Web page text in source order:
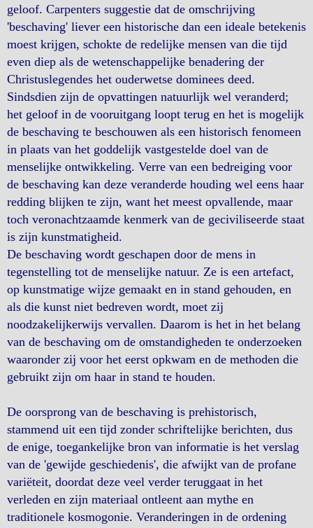
geloof. Carpenters suggestie dat de omschrijving
'beschaving' liever een historische dan een ideale betekenis
moest krijgen, schokte de redelijke mensen van die tijd
even diep als de wetenschappelijke benadering der
Christuslegendes het ouderwetse dominees deed.
Sindsdien zijn de opvattingen natuurlijk wel veranderd;
het geloof in de vooruitgang loopt terug en het is mogelijk
de beschaving te beschouwen als een historisch fenomeen
in plaats van het goddelijk vastgestelde doel van de
menselijke ontwikkeling. Verre van een bedreiging voor
de beschaving kan deze veranderde houding wel eens haar
redding blijken te zijn, want het meest opvallende, maar
toch veronachtzaamde kenmerk van de geciviliseerde staat
is zijn kunstmatigheid.
De beschaving wordt geschapen door de mens in
tegenstelling tot de menselijke natuur. Ze is een artefact,
op kunstmatige wijze gemaakt en in stand gehouden, en
als die kunst niet bedreven wordt, moet zij
noodzakelijkerwijs vervallen. Daarom is het in het belang
van de beschaving om de omstandigheden te onderzoeken
waaronder zij voor het eerst opkwam en de methoden die
gebruikt zijn om haar in stand te houden.
De oorsprong van de beschaving is prehistorisch,
stammend uit een tijd zonder schriftelijke berichten, dus
de enige, toegankelijke bron van informatie is het verslag
van de 'gewijde geschiedenis', die afwijkt van de profane
variëteit, doordat deze veel verder teruggaat in het
verleden en zijn materiaal ontleent aan mythe en
traditionele kosmogonie. Veranderingen in de ordening